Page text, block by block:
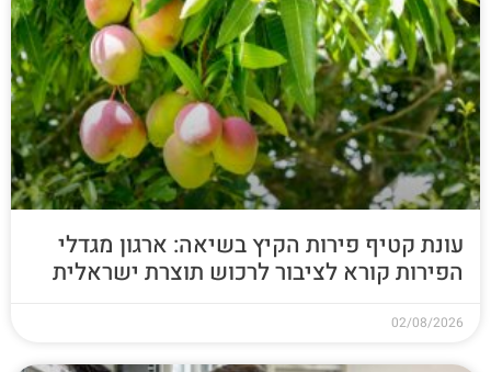
עונת קטיף פירות הקיץ בשיאה: ארגון מגדלי
הפירות קורא לציבור לרכוש תוצרת ישראלית
02/08/2026